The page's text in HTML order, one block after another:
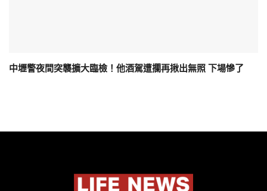
中壢警夜間突襲擴大臨檢！他酒駕遭攔再揪出無照 下場慘了